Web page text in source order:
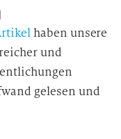
haben unsere
und
gelesen und